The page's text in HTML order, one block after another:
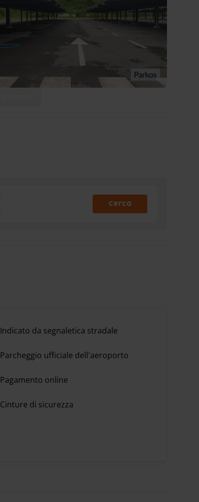
Cerca
Indicato da segnaletica stradale
Parcheggio ufficiale dell'aeroporto
Pagamento online
Cinture di sicurezza